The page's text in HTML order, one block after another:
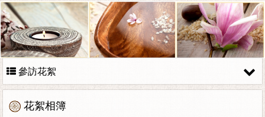
參訪花絮
花絮相簿